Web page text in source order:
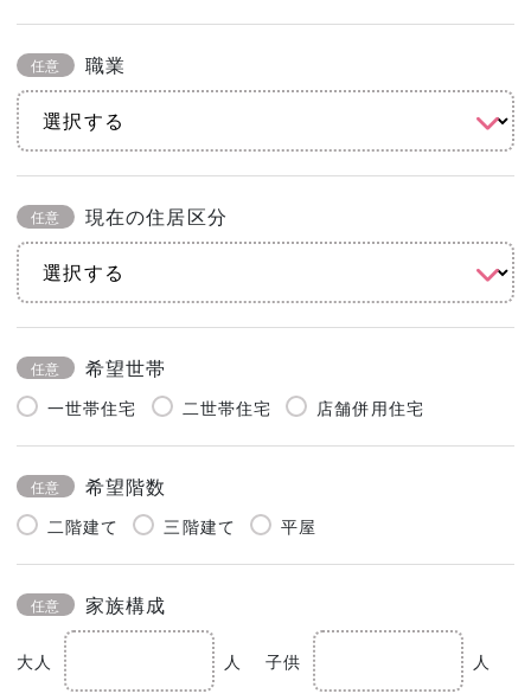
任意 職業
任意 現在の住居区分
任意 希望世帯
一世帯住宅 二世帯住宅 店舗併用住宅
任意 希望階数
二階建て 三階建て 平屋
任意 家族構成
大人 人 子供 人